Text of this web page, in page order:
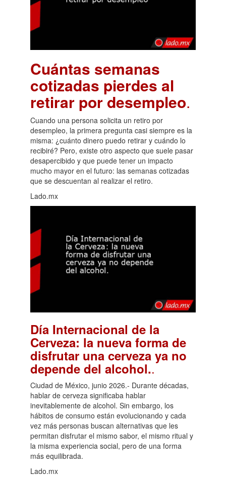
Cuántas semanas
cotizadas pierdes al
retirar por desempleo.
Cuando una persona solicita un retiro por
desempleo, la primera pregunta casi siempre es la
misma: ¿cuánto dinero puedo retirar y cuándo lo
recibiré? Pero, existe otro aspecto que suele pasar
desapercibido y que puede tener un impacto
mucho mayor en el futuro: las semanas cotizadas
que se descuentan al realizar el retiro.
Lado.mx
Día Internacional de la
Cerveza: la nueva forma de
disfrutar una cerveza ya no
depende del alcohol..
Ciudad de México, junio 2026.- Durante décadas,
hablar de cerveza significaba hablar
inevitablemente de alcohol. Sin embargo, los
hábitos de consumo están evolucionando y cada
vez más personas buscan alternativas que les
permitan disfrutar el mismo sabor, el mismo ritual y
la misma experiencia social, pero de una forma
más equilibrada.
Lado.mx